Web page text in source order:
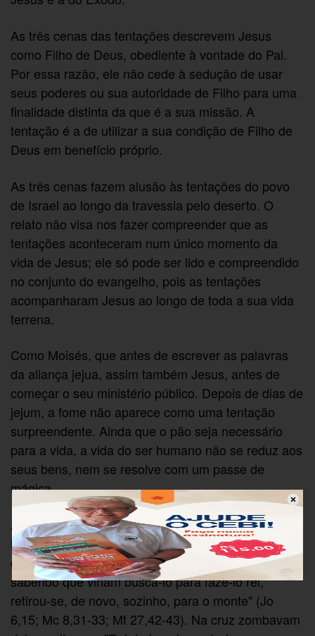
As três cenas das tentações descrevem Jesus
como Filho de Deus, obediente à vontade do Pai.
Por essa razão, ele não cede à sedução de usar
seus poderes ou sua autoridade de Filho para uma
finalidade distinta da que é a sua missão. A
tentação é a de utilizar a sua condição de Filho de
Deus em benefício próprio.
As três cenas fazem alusão às tentações do povo
de Israel ao longo da travessia pelo deserto. O
relato não visa nos fazer compreender que as
tentações aconteceram num único momento da
vida de Jesus; ele só pode ser lido e compreendido
no conjunto do evangelho, pois as tentações
acompanharam Jesus ao longo de toda a sua vida
terrena.
Como Moisés, que antes de escrever as palavras
da aliança jejua, assim também Jesus, antes de
começar o seu ministério público. Depois de dias de
jejum, a fome não aparece como uma tentação
surpreendente. Ainda que o pão seja necessário
para a vida, a vida do ser humano não se reduz aos
seus bens, nem se resolve com um passe de
mágica.
A segunda tentação é a da ambição da realeza
humana, que Jesus rejeita. Depois da multiplicação
dos pães, querem fazer Jesus rei: "Jesus, porém,
sabendo que viriam buscá-lo para fazê-lo rei,
retirou-se, de novo, sozinho, para o monte" (Jo
6,15; Mc 8,31-33; Mt 27,42-43). Na cruz zombavam